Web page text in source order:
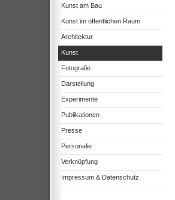
Kunst am Bau
Kunst im öffentlichen Raum
Architektur
Kunst
Fotografie
Darstellung
Experimente
Publikationen
Presse
Personalie
Verknüpfung
Impressum & Datenschutz